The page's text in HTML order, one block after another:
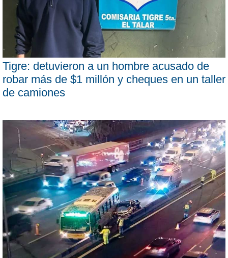
Tigre: detuvieron a un hombre acusado de
robar más de $1 millón y cheques en un taller
de camiones